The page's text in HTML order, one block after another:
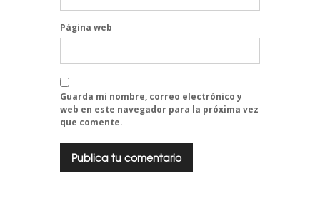
Página web
Guarda mi nombre, correo electrónico y
web en este navegador para la próxima vez
que comente.